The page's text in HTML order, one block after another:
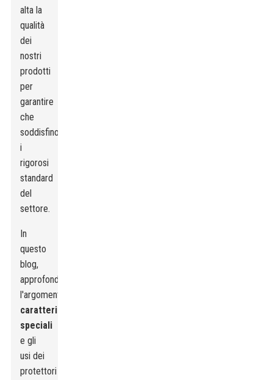
alta la
qualità
dei
nostri
prodotti
per
garantire
che
soddisfino
i
rigorosi
standard
del
settore.
In
questo
blog,
approfondiremo
l'argomento
caratteristiche
speciali
e gli
usi dei
protettori